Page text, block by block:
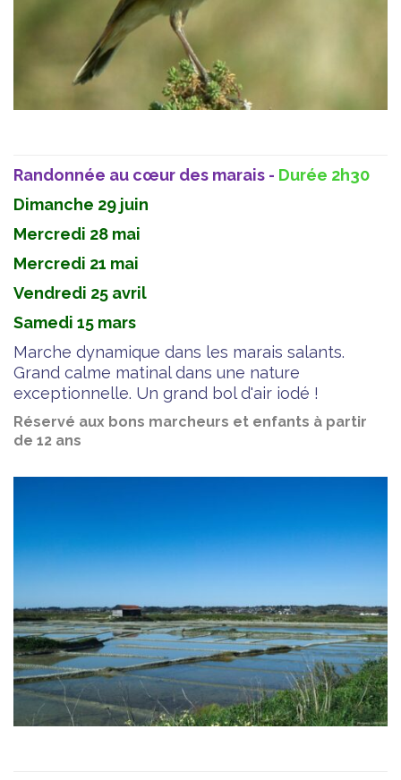
Randonnée au cœur des marais - Durée 2h30
Dimanche 29 juin
Mercredi 28 mai
Mercredi 21 mai
Vendredi 25 avril
Samedi 15 mars
Marche dynamique dans les marais salants.
Grand calme matinal dans une nature
exceptionnelle. Un grand bol d'air iodé !
Réservé aux bons marcheurs et enfants à partir
de 12 ans